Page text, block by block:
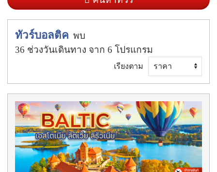
ทัวร์บอลติค พบ
36 ช่วงวันเดินทาง จาก 6 โปรแกรม
เรียงตาม